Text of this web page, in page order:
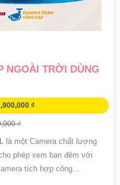
NGOÀI TRỜI DÙNG
₫
₫
là một Camera chất lượng
phép xem ban đêm với
tích hợp công...